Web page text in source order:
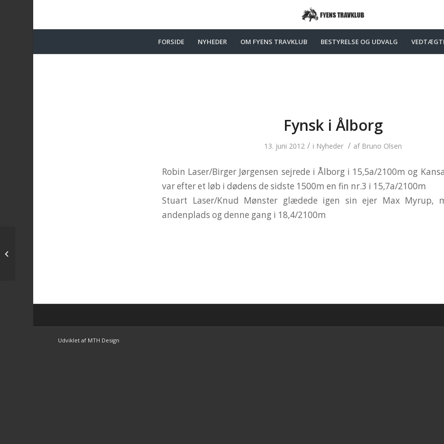
FORSIDE NYHEDER OM FYENS TRAVKLUB BESTYRELSE OG UDVALG
Fynsk i Ålborg
13. juni 2012 / i Nyheder / af Bruno Olsen
Robin Laser/Birger Jørgensen sejrede i Ålborg i 15,5a/2100m og
var efter et løb i dødens de sidste 1500m en fin nr.3 i 15,7a/2100m
Stuart Laser/Knud Mønster glædede igen sin ejer Max Myrup,
andenplads og denne gang i 18,4/2100m
Udviklet af MTH Design